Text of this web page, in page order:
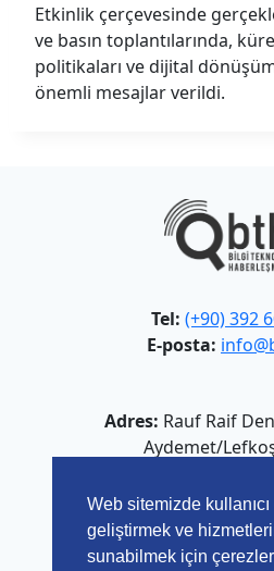
Etkinlik çerçevesinde
ve basın toplantılarında,
politikaları ve dijital
önemli mesajlar verildi.
Tel: (+90) 392
E-posta:
Adres: Rauf Raif
Aydemet/
Web sitemizde
geliştirmek ve
sunabilmek için çerezler